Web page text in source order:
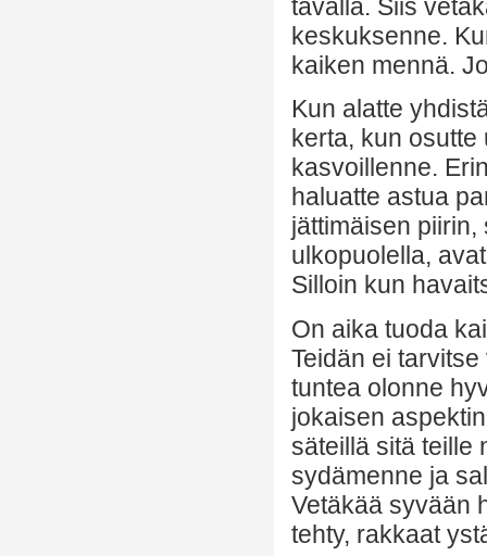
tavalla. Siis
keskuksenne.
kaiken mennä.
Kun alatte
kerta, kun
kasvoillenne.
haluatte astua
jättimäisen
ulkopuolella,
Silloin kun
On aika tuoda
Teidän ei
tuntea olonne
jokaisen
säteillä sitä teille
sydämenne ja
Vetäkää syvään
tehty, rakkaat